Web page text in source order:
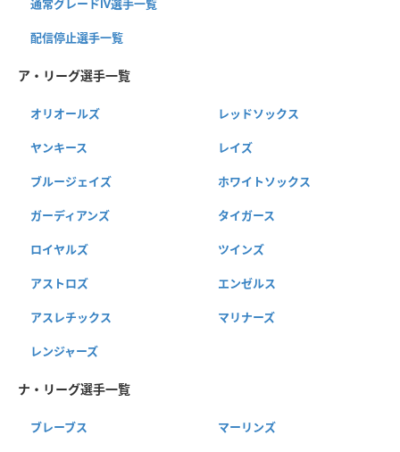
通常グレードⅣ選手一覧
配信停止選手一覧
ア・リーグ選手一覧
オリオールズ レッドソックス
ヤンキース レイズ
ブルージェイズ ホワイトソックス
ガーディアンズ タイガース
ロイヤルズ ツインズ
アストロズ エンゼルス
アスレチックス マリナーズ
レンジャーズ
ナ・リーグ選手一覧
ブレーブス マーリンズ